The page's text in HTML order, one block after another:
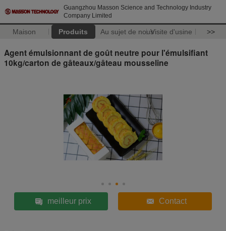
Guangzhou Masson Science and Technology Industry
Company Limited
Maison Produits Au sujet de nousVisite d'usine >>
Agent émulsionnant de goût neutre pour l'émulsifiant
10kg/carton de gâteaux/gâteau mousseline
meilleur prix Contact